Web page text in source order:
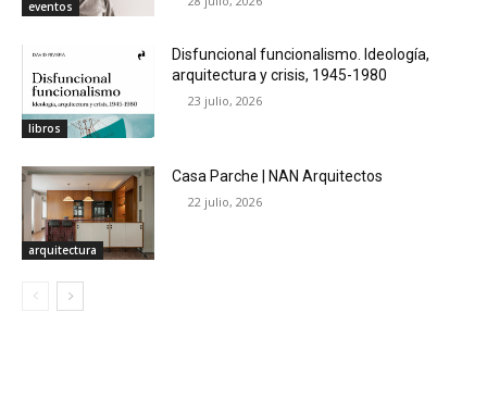
eventos
libros
Disfuncional funcionalismo. Ideología,
arquitectura y crisis, 1945-1980
23 julio, 2026
arquitectura
Casa Parche | NAN Arquitectos
22 julio, 2026